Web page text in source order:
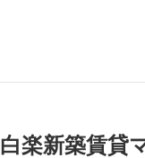
白楽新築賃貸